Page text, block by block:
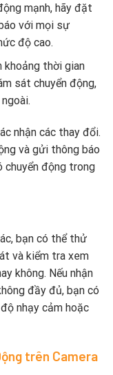
mạnh, hãy đặt
với mọi sự
độ cao.
khoảng thời gian
sát chuyển động,
nhận các thay đổi.
và gửi thông báo
chuyển động trong
bạn có thể thử
và kiểm tra xem
không. Nếu nhận
đầy đủ, bạn có
nhạy cảm hoặc
trên Camera